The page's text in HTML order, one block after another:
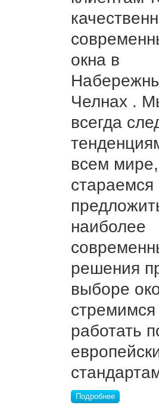
окна в
Челнах .
всегда
всем
наиболее
решения
выборе
стремимся
работать
Подробнее